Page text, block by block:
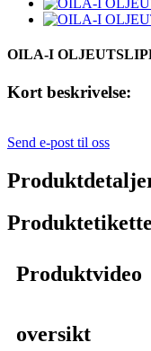
OILA-I
Kort beskrivelse:
Send e-post til oss
Produktvideo
oversikt